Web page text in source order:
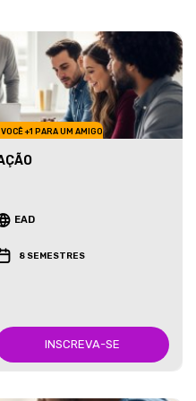
+1 PARA UM AMIGO
EAD
8 SEMESTRES
INSCREVA-SE